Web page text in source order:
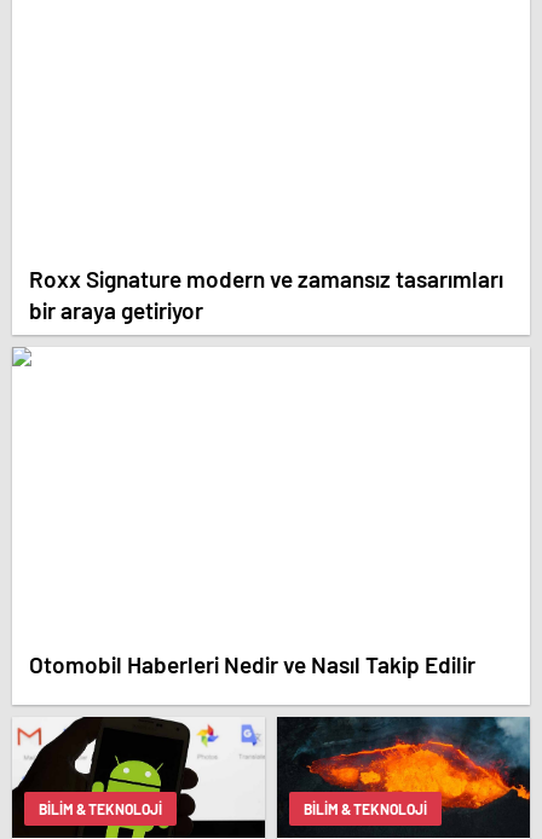
Roxx Signature modern ve zamansız tasarımları
bir araya getiriyor
Otomobil Haberleri Nedir ve Nasıl Takip Edilir
BILIM & TEKNOLOJI BILIM & TEKNOLOJI